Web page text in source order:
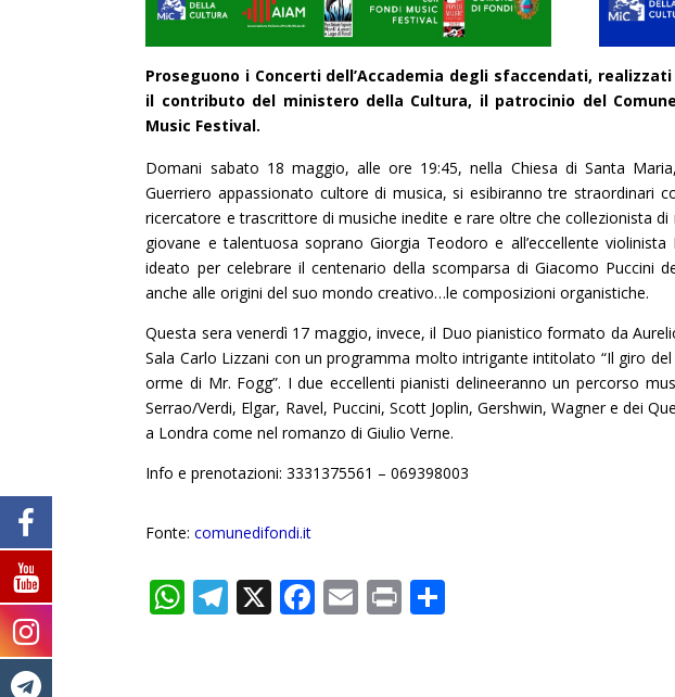
Proseguono i Concerti dell’Accademia degli sfaccendati, realizzati
il contributo del ministero della Cultura, il patrocinio del
Music Festival.
Domani sabato 18 maggio, alle ore 19:45, nella Chiesa di Santa
Guerriero appassionato cultore di musica, si esibiranno tre straordinari
ricercatore e trascrittore di musiche inedite e rare oltre che collezionista
giovane e talentuosa soprano Giorgia Teodoro e all’eccellente
ideato per celebrare il centenario della scomparsa di Giacomo Puccini
anche alle origini del suo mondo creativo…le composizioni organistiche.
Questa sera venerdì 17 maggio, invece, il Duo pianistico formato da
Sala Carlo Lizzani con un programma molto intrigante intitolato “Il giro
orme di Mr. Fogg”. I due eccellenti pianisti delineeranno un percorso
Serrao/Verdi, Elgar, Ravel, Puccini, Scott Joplin, Gershwin, Wagner e dei
a Londra come nel romanzo di Giulio Verne.
Info e prenotazioni: 3331375561 – 069398003
Fonte:comunedifondi.it
W T X F E Pr